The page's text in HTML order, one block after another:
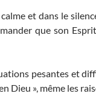
et dans le
que son
pesantes et
Dieu », même les